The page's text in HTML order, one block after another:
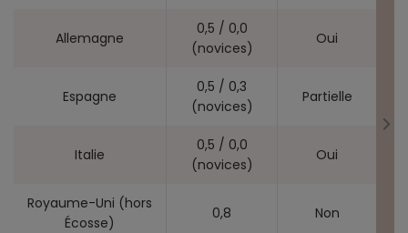
Allemagne
0,5 / 0,0
(novices)
Oui
Espagne
0,5 / 0,3
(novices)
Partielle
Italie
0,5 / 0,0
(novices)
Oui
Royaume-Uni (hors
Écosse)
0,8 Non